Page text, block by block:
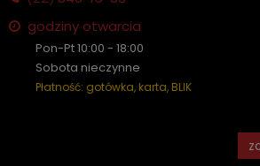
godziny otwarcia
Pon-Pt 10:00 - 18:00
Sobota nieczynne
Płatność: gotówka, karta, BLIK